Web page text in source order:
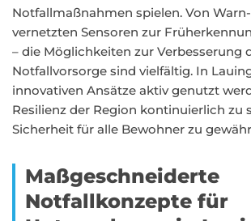
Notfallmaßnahmen spielen. Von
vernetzten Sensoren zur
– die Möglichkeiten zur Verbesserung
Notfallvorsorge sind vielfältig. In
innovativen Ansätze aktiv genutzt
Resilienz der Region kontinuierlich zu
Sicherheit für alle Bewohner zu
Maßgeschneiderte
Notfallkonzepte für